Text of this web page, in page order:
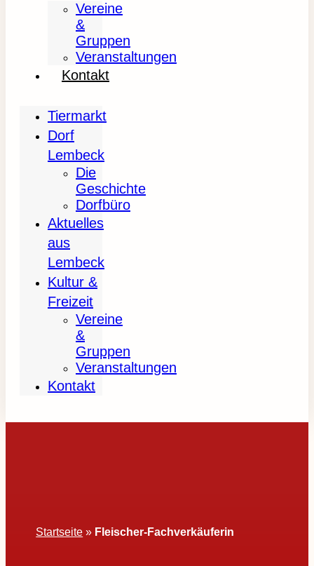
Vereine
&
Gruppen
Veranstaltungen
Kontakt
Tiermarkt
Dorf
Lembeck
Die
Geschichte
Dorfbüro
Aktuelles
aus
Lembeck
Kultur &
Freizeit
Vereine
&
Gruppen
Veranstaltungen
Kontakt
Startseite » Fleischer-Fachverkäuferin